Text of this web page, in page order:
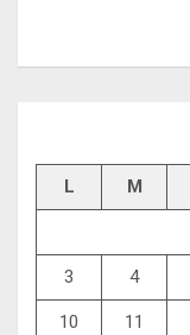
L M
3 4
10 11